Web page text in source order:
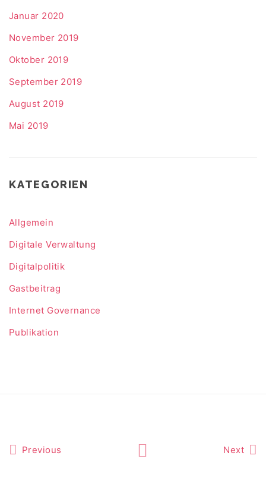
Januar 2020
November 2019
Oktober 2019
September 2019
August 2019
Mai 2019
KATEGORIEN
Allgemein
Digitale Verwaltung
Digitalpolitik
Gastbeitrag
Internet Governance
Publikation
Previous Next